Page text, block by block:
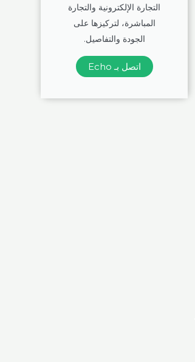
التجارة الإلكترونية والتجارة
المباشرة، لتركيزها على
الجودة والتفاصيل.
اتصل بـ Echo